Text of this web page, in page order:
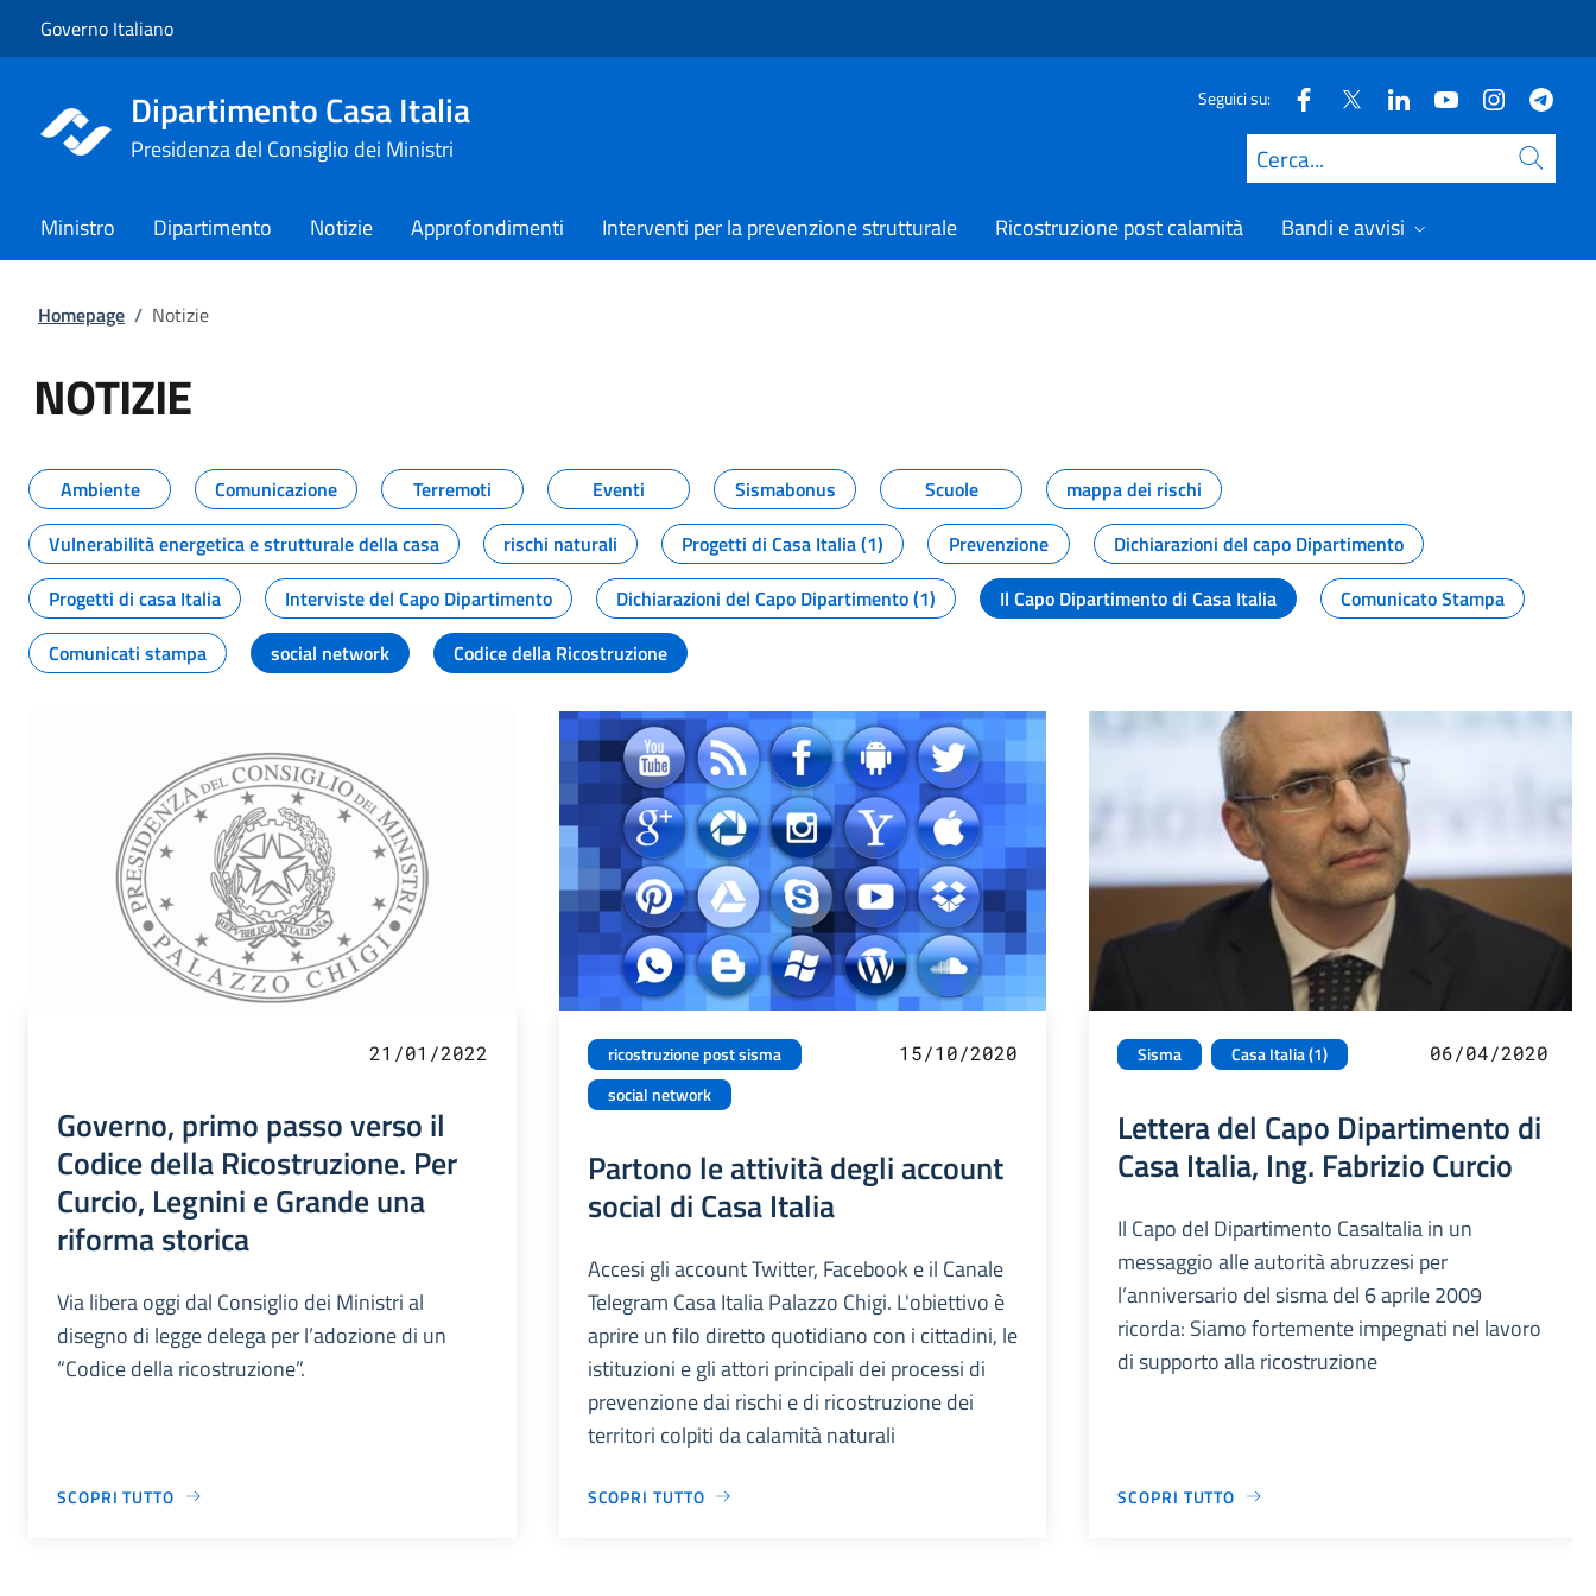
Governo Italiano
Dipartimento Casa Italia
Presidenza del Consiglio dei Ministri
Seguici su:
Cerca
Ministro Dipartimento Notizie Approfondimenti Interventi per la prevenzione strutturale Ricostruzione post calamità Bandi e avvisi
Homepage / Notizie
NOTIZIE
Tutti i contenuti della pagina NOTIZIE
Ambiente Comunicazione Terremoti Eventi Sismabonus Scuole
mappa dei rischi
Vulnerabilità energetica e strutturale della casa
rischi naturali Progetti di Casa Italia (1) Prevenzione
Dichiarazioni del capo Dipartimento
Progetti di casa Italia
Interviste del Capo Dipartimento Dichiarazioni del Capo Dipartimento (1) Il Capo Dipartimento di Casa Italia
Comunicato Stampa
Comunicati stampa
social network Codice della Ricostruzione
21/01/2022
Governo, primo passo verso il
Codice della Ricostruzione. Per
Curcio, Legnini e Grande una
riforma storica
Via libera oggi dal Consiglio dei Ministri al
disegno di legge delega per l’adozione di un
“Codice della ricostruzione”.
SCOPRI TUTTO
ricostruzione post sisma
social network
15/10/2020
Partono le attività degli account
social di Casa Italia
Accesi gli account Twitter, Facebook e il Canale
Telegram Casa Italia Palazzo Chigi. L'obiettivo è
aprire un filo diretto quotidiano con i cittadini, le
istituzioni e gli attori principali dei processi di
prevenzione dai rischi e di ricostruzione dei
territori colpiti da calamità naturali
SCOPRI TUTTO
Sisma Casa Italia (1) 06/04/2020
Lettera del Capo Dipartimento di
Casa Italia, Ing. Fabrizio Curcio
Il Capo del Dipartimento CasaItalia in un
messaggio alle autorità abruzzesi per
l’anniversario del sisma del 6 aprile 2009
ricorda: Siamo fortemente impegnati nel lavoro
di supporto alla ricostruzione
SCOPRI TUTTO